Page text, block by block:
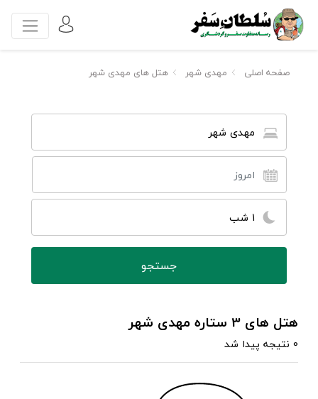
صفحه اصلی مهدی شهر هتل های مهدی شهر
مهدی شهر
1 شب
هتل های 3 ستاره مهدی شهر
0 نتیجه پیدا شد